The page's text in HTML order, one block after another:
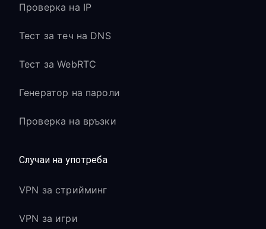
Проверка на IP
Тест за теч на DNS
Тест за WebRTC
Генератор на пароли
Проверка на връзки
Случаи на употреба
VPN за стрийминг
VPN за игри